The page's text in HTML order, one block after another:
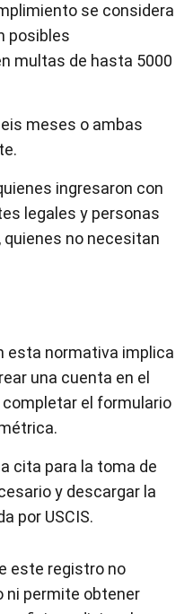
se considera
posibles
multas de hasta 5000
meses o ambas
ingresaron con
legales y personas
no necesitan
esta normativa implica
una cuenta en el
completar el formulario
cita para la toma de
y descargar la
por USCIS.
este registro no
ni permite obtener